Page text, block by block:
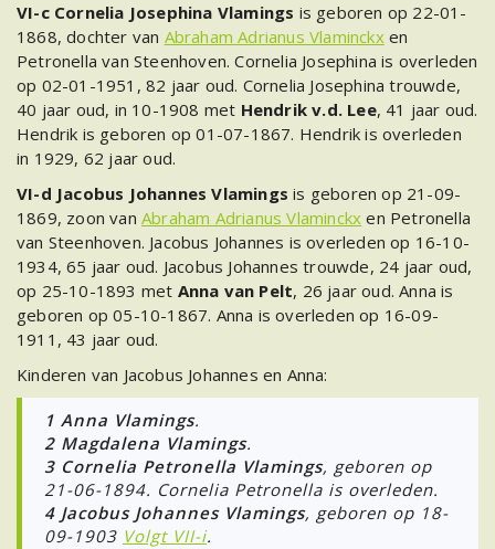
VI-c Cornelia Josephina Vlamings is geboren op 22-01-
1868, dochter van Abraham Adrianus Vlaminckxen
Petronella van Steenhoven. Cornelia Josephina is overleden
op 02-01-1951, 82 jaar oud. Cornelia Josephina trouwde,
40 jaar oud, in 10-1908 met Hendrik v.d. Lee, 41 jaar oud.
Hendrik is geboren op 01-07-1867. Hendrik is overleden
in 1929, 62 jaar oud.
VI-d Jacobus Johannes Vlamings is geboren op 21-09-
1869, zoon van Abraham Adrianus Vlaminckx en Petronella
van Steenhoven. Jacobus Johannes is overleden op 16-10-
1934, 65 jaar oud. Jacobus Johannes trouwde, 24 jaar oud,
op 25-10-1893 met Anna van Pelt, 26 jaar oud. Anna is
geboren op 05-10-1867. Anna is overleden op 16-09-
1911, 43 jaar oud.
Kinderen van Jacobus Johannes en Anna:
1 Anna Vlamings.
2 Magdalena Vlamings.
3 Cornelia Petronella Vlamings, geboren op
21-06-1894. Cornelia Petronella is overleden.
4 Jacobus Johannes Vlamings, geboren op 18-
09-1903 Volgt VII-i.